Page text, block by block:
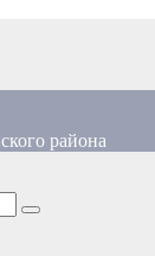
района